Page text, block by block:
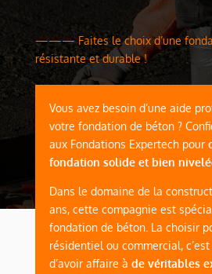
——— Faites le choix d’une
résistante et durable !
Vous avez besoin d’une aide
votre fondation de béton ?
aux Fondations Expertechpour
fondation solide et bien
Dans le domaine de la
ans, cette compagnie est
fondation de béton. La choisir
résidentiel ou commercial, c’est
d’avoir affaire à de véritables